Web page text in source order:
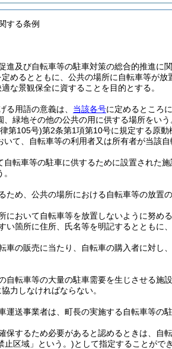
する条例
進及び自転車等の駐車対策の総合的推進に
めるとともに、公共の場所に自転車等が
な景観保全に資することを目的とする。
る用語の意義は、 当該各号に定めるところに
緑地その他の公共の用に供する場所をいう
第105号)第2条第1項第10号に規定する原動
て、自転車等の利用者又は所有者が当該
転車等の駐車に供するために設置された施
ため、公共の場所における自転車等の放置
において自転車等を放置しないように努め
い箇所に住所、氏名等を明記するとともに
車の販売に当たり、自転車の購入者に対
自転車等の大量の駐車需要を生じさせる施
力しなければならない。
運送事業者は、町長の実施する自転車等の
保するため必要があると認めるときは、
止区域」という。)として指定することができ